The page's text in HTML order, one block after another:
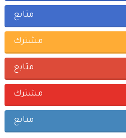
متابع
مشترك
متابع
مشترك
متابع